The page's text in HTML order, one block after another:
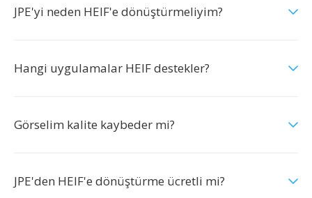
JPE'yi neden HEIF'e dönüştürmeliyim?
Hangi uygulamalar HEIF destekler?
Görselim kalite kaybeder mi?
JPE'den HEIF'e dönüştürme ücretli mi?